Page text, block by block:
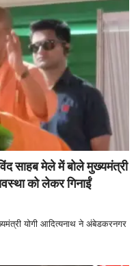
मेले में बोले मुख्यमंत्री
को लेकर गिनाईं
योगी आदित्यनाथ ने अंबेडकरनगर